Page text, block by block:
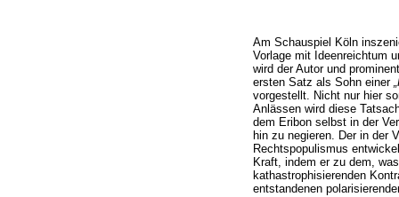
Am Schauspiel Köln
Vorlage mit Ideenreichtum
wird der Autor und
ersten Satz als Sohn einer
vorgestellt. Nicht nur hier
Anlässen wird diese
dem Eribon selbst in der
hin zu negieren. Der in der
Rechtspopulismus
Kraft, indem er zu dem,
kathastrophisierenden
entstandenen